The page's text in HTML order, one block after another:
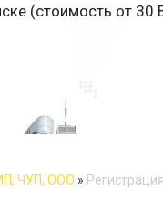
(стоимость от 30
ЧУП, ООО »